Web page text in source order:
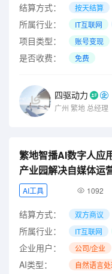
结算方式： 按天结算
所属行业： IT互联网
项目类型： 账号变现
是否收费： 免费
四驱动力
广州 繁地 总经理
繁地智播AI数字人应
产业园解决自媒体运
AI工具 1092
结算方式： 双方商议
所属行业： IT互联网
企业用户： 公司/企业
AI类型： 自然语言